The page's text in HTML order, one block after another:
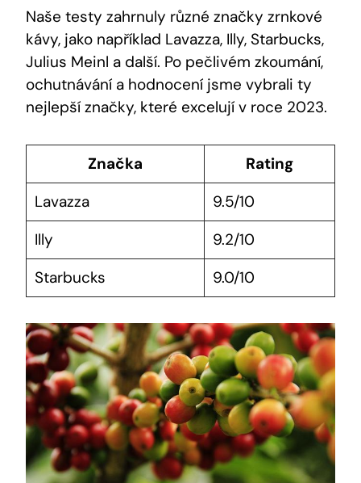
Naše testy zahrnuly různé značky zrnkové
kávy, jako například Lavazza, Illy, Starbucks,
Julius Meinl a další. Po pečlivém zkoumání,
ochutnávání a hodnocení jsme vybrali ty
nejlepší značky, které excelují v roce 2023.
Značka
Rating
Lavazza
9.5/10
Illy
9.2/10
Starbucks
9.0/10